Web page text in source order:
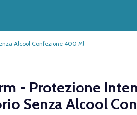
Alcool Confezione 400 Ml
- Protezione
Senza Alcool